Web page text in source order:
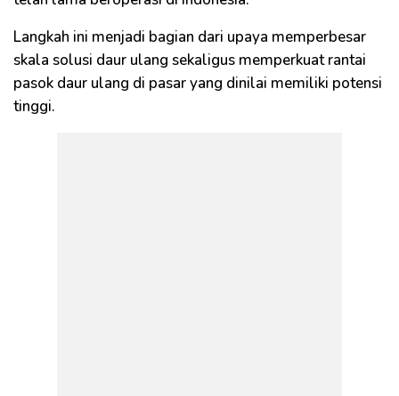
Langkah ini menjadi bagian dari upaya memperbesar
skala solusi daur ulang sekaligus memperkuat rantai
pasok daur ulang di pasar yang dinilai memiliki potensi
tinggi.